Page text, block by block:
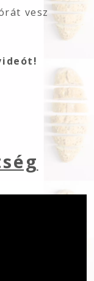
vesz